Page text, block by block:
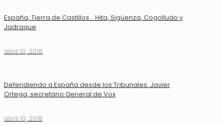
España, Tierra de Castillos… Hita, Sigüenza, Cogolludo y
Jadraque
abril 10, 2018
Defendiendo a España desde los Tribunales. Javier
Ortega, secretario General de Vox
abril 10, 2018